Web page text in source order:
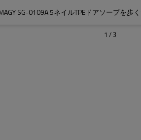
SG-0109A 5ネイルTPEドアソープを
1 /3